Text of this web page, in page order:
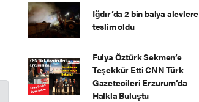
Iğdır’da 2 bin balya alevlere
teslim oldu
Fulya Öztürk Sekmen’e
Teşekkür Etti CNN Türk
Gazetecileri Erzurum’da
Halkla Buluştu